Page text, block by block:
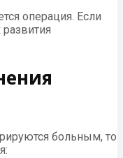
операция. Если
больным, то